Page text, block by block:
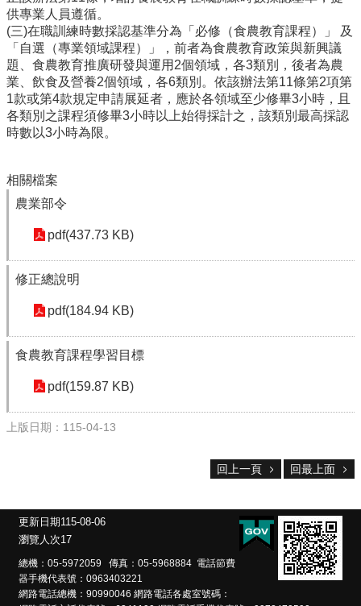
處
意
見
反
應
認
識
本
校
園
校
務
斗
粉
絲
計
畫
新
生
專
供專業人員遵循。
(三)在職訓練時數採認基準分為「必修（食農教育課程）」 及
「自選（專業領域課程）」，前者為食農教育政策與新興議
題、食農教育推廣研發與運用2個領域，各3類別，後者為農
業、飲食及營養2個領域，各6類別。依該辦法第11條第2項第
1款或第4款規定申請展延者，應於各領域至少修畢3小時，且
各類別之課程須修畢3小時以上始得採計之，該類別最高採認
時數以3小時為限。
相關檔案
農業部令
pdf(437.73 KB)
修正總說明
pdf(184.94 KB)
食農教育課程學習目標
pdf(159.87 KB)
上版日期：115-04-13
回上一頁 回最上面
更新日期115-08-06
瀏覽人次17
總機：05-5972059 傳真：05-5968884 電話節費
器手機代表號：0963403221
網路電話總機：90990046 網路電話各處室號碼：